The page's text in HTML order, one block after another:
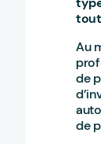
Au
de
de